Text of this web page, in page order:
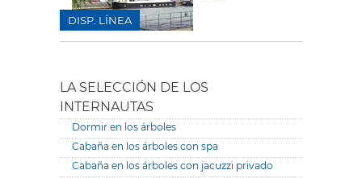
DISP. LÍNEA
LA SELECCIÓN DE LOS
INTERNAUTAS
Dormir en los árboles
Cabaña en los árboles con spa
Cabaña en los árboles con jacuzzi privado